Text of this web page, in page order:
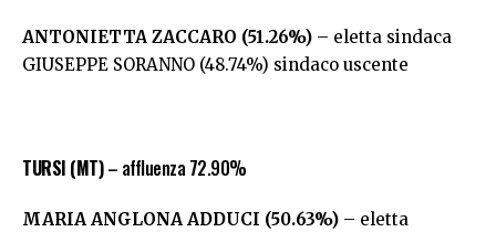
ANTONIETTA ZACCARO (51.26%) – eletta sindaca
GIUSEPPE SORANNO (48.74%) sindaco uscente
TURSI (MT)– affluenza 72.90%
MARIA ANGLONA ADDUCI (50.63%) – eletta